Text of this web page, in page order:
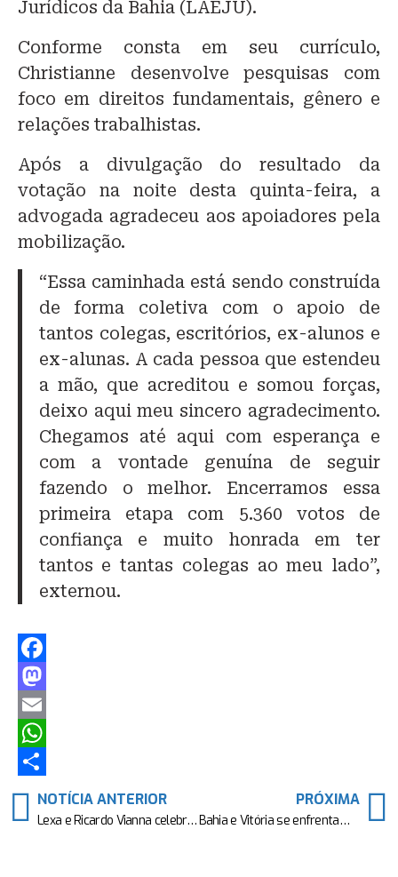
Jurídicos da Bahia (LAEJU).
Conforme consta em seu currículo,
Christianne desenvolve pesquisas com
foco em direitos fundamentais, gênero e
relações trabalhistas.
Após a divulgação do resultado da
votação na noite desta quinta-feira, a
advogada agradeceu aos apoiadores pela
mobilização.
“Essa caminhada está sendo construída
de forma coletiva com o apoio de
tantos colegas, escritórios, ex-alunos e
ex-alunas. A cada pessoa que estendeu
a mão, que acreditou e somou forças,
deixo aqui meu sincero agradecimento.
Chegamos até aqui com esperança e
com a vontade genuína de seguir
fazendo o melhor. Encerramos essa
primeira etapa com 5.360 votos de
confiança e muito honrada em ter
tantos e tantas colegas ao meu lado”,
externou.
Facebook
Mastodon
Email
WhatsApp
Share
NOTÍCIA ANTERIOR
Lexa e Ricardo Vianna celebram o casamento dos sonhos: “Foi perfeito!”
PRÓXIMA
Bahia e Vitória se enfrentam no basquete em reencontro após 19 anos